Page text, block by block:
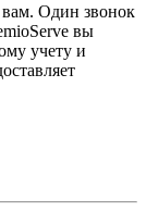
вам. Один звонок
вы
учету и